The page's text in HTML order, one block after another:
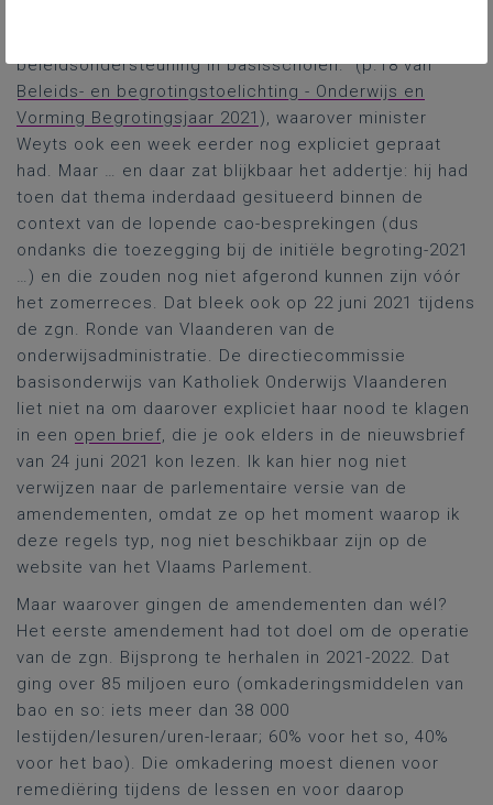
beleidsondersteuning in basisscholen.” (p.18 van
Beleids- en begrotingstoelichting - Onderwijs en
Vorming Begrotingsjaar 2021 ), waarover minister
Weyts ook een week eerder nog expliciet gepraat
had. Maar … en daar zat blijkbaar het addertje: hij had
toen dat thema inderdaad gesitueerd binnen de
context van de lopende cao-besprekingen (dus
ondanks die toezegging bij de initiële begroting-2021
…) en die zouden nog niet afgerond kunnen zijn vóór
het zomerreces. Dat bleek ook op 22 juni 2021 tijdens
de zgn. Ronde van Vlaanderen van de
onderwijsadministratie. De directiecommissie
basisonderwijs van Katholiek Onderwijs Vlaanderen
liet niet na om daarover expliciet haar nood te klagen
in een open brief, die je ook elders in de nieuwsbrief
van 24 juni 2021 kon lezen. Ik kan hier nog niet
verwijzen naar de parlementaire versie van de
amendementen, omdat ze op het moment waarop ik
deze regels typ, nog niet beschikbaar zijn op de
website van het Vlaams Parlement.
Maar waarover gingen de amendementen dan wél?
Het eerste amendement had tot doel om de operatie
van de zgn. Bijsprong te herhalen in 2021-2022. Dat
ging over 85 miljoen euro (omkaderingsmiddelen van
bao en so: iets meer dan 38 000
lestijden/lesuren/uren-leraar; 60% voor het so, 40%
voor het bao). Die omkadering moest dienen voor
remediëring tijdens de lessen en voor daarop